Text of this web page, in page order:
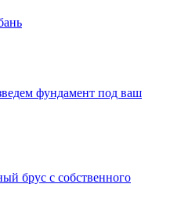
фундамент под ваш
брус с собственного